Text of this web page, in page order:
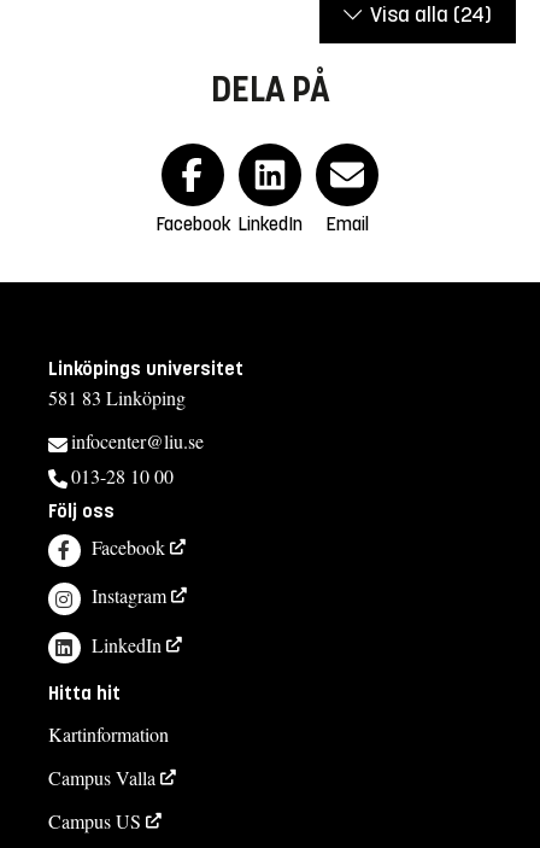
Visa alla (24)
DELA PÅ
Facebook LinkedIn Email
Linköpings universitet
581 83 Linköping
infocenter@liu.se
013-28 10 00
Följ oss
Facebook
Instagram
LinkedIn
Hitta hit
Kartinformation
Campus Valla
Campus US